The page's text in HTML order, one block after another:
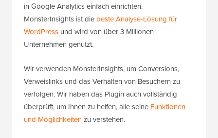
in Google Analytics einfach einrichten.
MonsterInsights ist die beste Analyse-Lösung für
WordPress und wird von über 3 Millionen
Unternehmen genutzt.
Wir verwenden MonsterInsights, um Conversions,
Verweislinks und das Verhalten von Besuchern zu
verfolgen. Wir haben das Plugin auch vollständig
überprüft, um Ihnen zu helfen, alle seine Funktionen
und Möglichkeitenzu verstehen.